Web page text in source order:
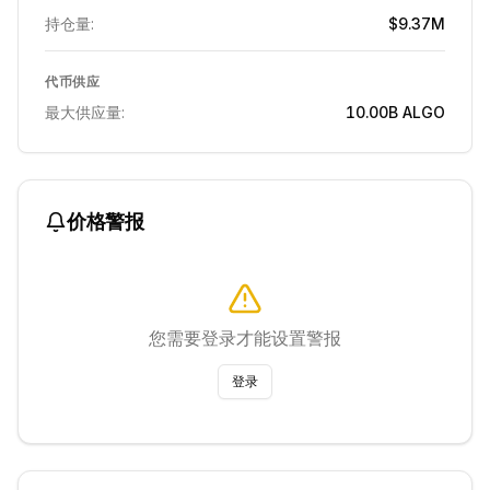
持仓量:
$9.37M
代币供应
最大供应量: 10.00B ALGO
价格警报
您需要登录才能设置警报
登录